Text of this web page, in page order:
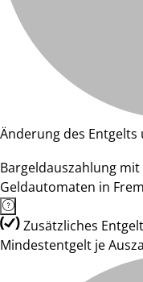
Änderung des
Bargeldauszahlung
Geldautomaten in
Zusätzliches
Mindestentgelt je